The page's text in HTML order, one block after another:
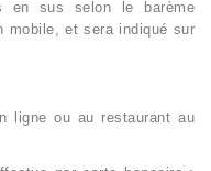
en sus selon le barème
mobile, et sera indiqué sur
ligne ou au restaurant au